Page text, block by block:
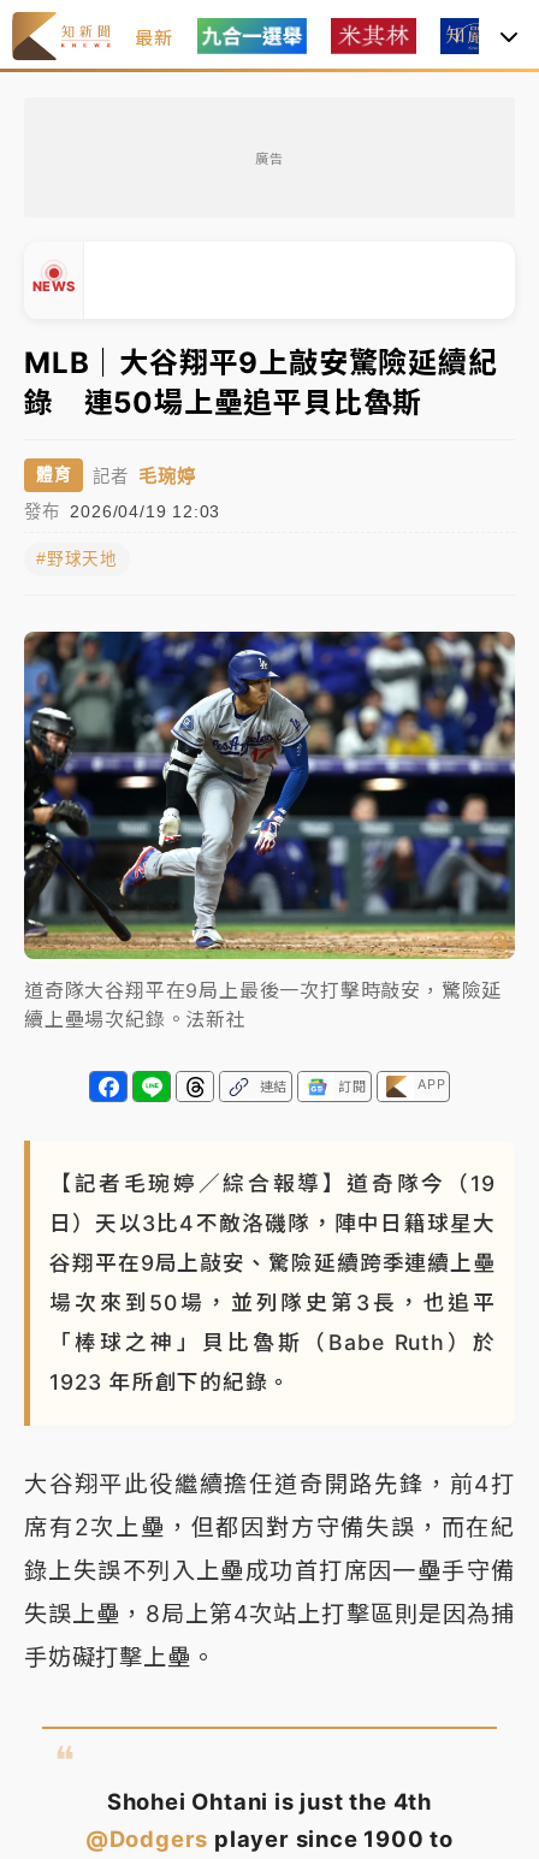
最新
廣告
NEWS
知名婚紗「韓國藝匠」驚傳無預警倒閉！北市消保官急
赴門市：已接獲10件申訴
處置制度大變革！ 證交所今起縮短股票「關禁閉」天
數與撮合時間
才續任就飛美國大學面試 清大校長高為元致歉：機會
中租控股7月營收創今年新高 前7月獲利成長6%
知名婚紗「韓國藝匠」驚傳無預警倒閉！北市消保官急
赴門市：已接獲10件申訴
處置制度大變革！ 證交所今起縮短股票「關禁閉」天
數與撮合時間
才續任就飛美國大學面試 清大校長高為元致歉：機會
到來時引起我的好奇
MLB｜大谷翔平9上敲安驚險延續紀
錄 連50場上壘追平貝比魯斯
體育 記者 毛琬婷
發布 2026/04/19 12:03
#野球天地
道奇隊大谷翔平在9局上最後一次打擊時敲安，驚險延
續上壘場次紀錄。法新社
連結 訂閱 APP
【記者毛琬婷／綜合報導】道奇隊今（19
日）天以3比4不敵洛磯隊，陣中日籍球星大
谷翔平在9局上敲安、驚險延續跨季連續上壘
場次來到50場，並列隊史第3長，也追平
「棒球之神」貝比魯斯（Babe Ruth）於
1923 年所創下的紀錄。
大谷翔平此役繼續擔任道奇開路先鋒，前4打
席有2次上壘，但都因對方守備失誤，而在紀
錄上失誤不列入上壘成功首打席因一壘手守備
失誤上壘，8局上第4次站上打擊區則是因為捕
手妨礙打擊上壘。
Shohei Ohtani is just the 4th
@Dodgers player since 1900 to